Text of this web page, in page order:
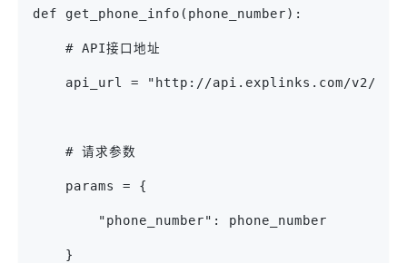
def get_phone_info(phone_number):
    # API接口地址
api_url = "http://api.explinks.com/v2/
    # 请求参数
    params = {
        "phone_number": phone_number
    }